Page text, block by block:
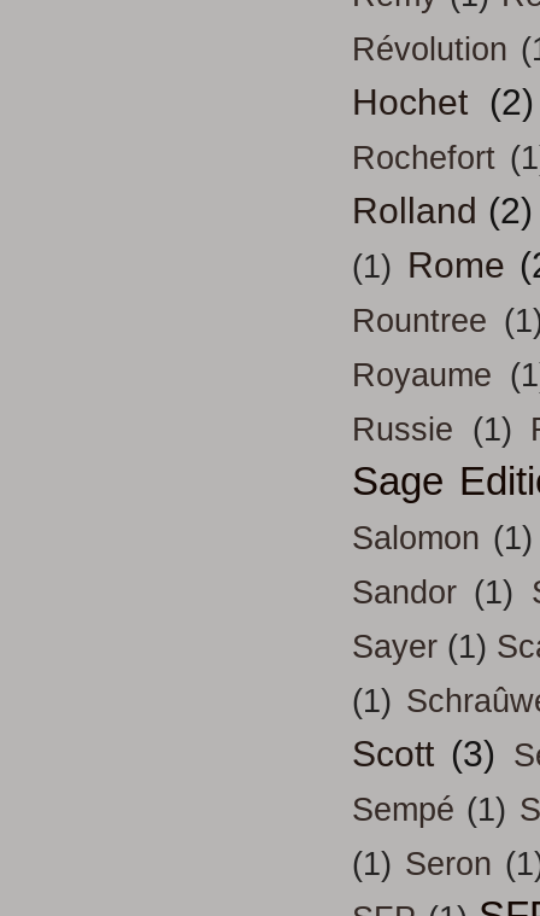
Révolution
Hochet (2)
Rochefort
Rolland (2)
(1) Rome
Rountree
Royaume
Russie (1)
Sage
Salomon (1)
Sandor (1)
Sayer (1)
(1)
Scott (3)
Sempé (1)
(1) Seron